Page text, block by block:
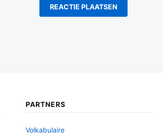
PARTNERS
Volkabulaire